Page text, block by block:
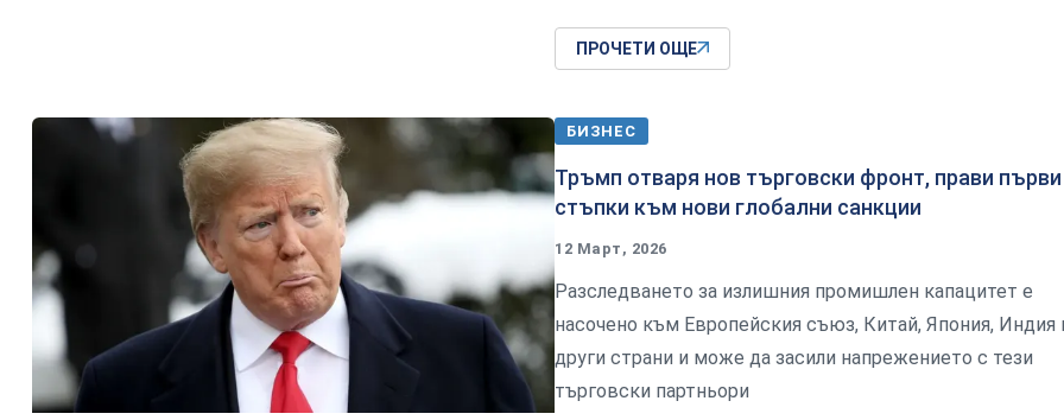
ПРОЧЕТИ ОЩЕ
БИЗНЕС
Тръмп отваря нов търговски фронт, прави първи
стъпки към нови глобални санкции
12 Март, 2026
Разследването за излишния промишлен капацитет е
насочено към Европейския съюз, Китай, Япония, Индия
други страни и може да засили напрежението с тези
търговски партньори